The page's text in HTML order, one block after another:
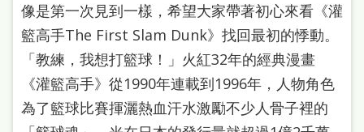
網
兒
版
常
像是第一次見到一樣，希望大家帶著初心來看《灌
籃高手The First Slam Dunk》找回最初的悸動。
「教練，我想打籃球！」火紅32年的經典漫畫
《灌籃高手》從1990年連載到1996年，人物角色
為了籃球比賽揮灑熱血汗水激勵不少人骨子裡的